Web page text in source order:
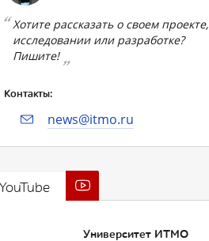
Хотите рассказать о своем проекте,
исследовании или разработке?
Пишите!
Контакты:
news@itmo.ru
Университет ИТМО